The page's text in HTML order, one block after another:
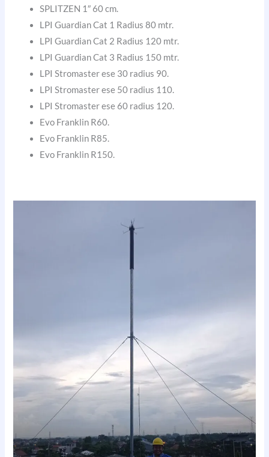
SPLITZEN 1″ 60 cm.
LPI Guardian Cat 1 Radius 80 mtr.
LPI Guardian Cat 2 Radius 120 mtr.
LPI Guardian Cat 3 Radius 150 mtr.
LPI Stromaster ese 30 radius 90.
LPI Stromaster ese 50 radius 110.
LPI Stromaster ese 60 radius 120.
Evo Franklin R60.
Evo Franklin R85.
Evo Franklin R150.